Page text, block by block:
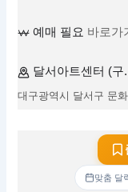
예매 필요 바로가
달서아트센터 (
대구광역시 달서구 문
맞춤 달